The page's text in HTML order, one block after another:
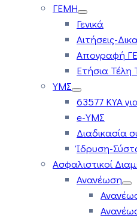
ΓΕΜΗ
Γενικά
Αιτήσεις-
Απογραφή
Ετήσια
ΥΜΣ
63577 ΚΥΑ
e-ΥΜΣ
Διαδικασία
Ίδρυση-
Ασφαλιστικοί
Ανανέωση